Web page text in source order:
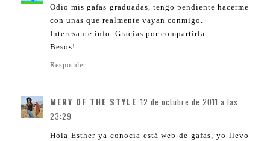
Odio mis gafas graduadas, tengo pendiente hacerme
con unas que realmente vayan conmigo.
Interesante info. Gracias por compartirla.
Besos!
Responder
MERY OF THE STYLE 12 de octubre de 2011 a las
23:29
Hola Esther ya conocía está web de gafas, yo llevo